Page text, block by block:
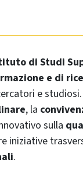
di Studi
e di
e
, la
sulla
iniziative
.